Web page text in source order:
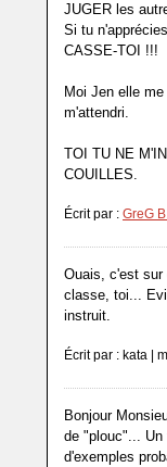
JUGER les
Si tu
CASSE-TOI !!!
Moi Jen elle
m'attendri.
TOI TU NE
COUILLES.
Écrit par : GreG
Ouais, c'est sur
classe, toi...
instruit.
Écrit par : kata |
Bonjour
de "plouc"... Un
d'exemples